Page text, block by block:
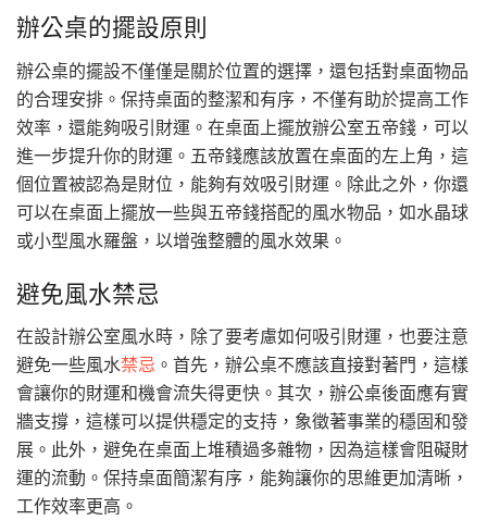
辦公桌的擺設原則
辦公桌的擺設不僅僅是關於位置的選擇，還包括對桌面物品
的合理安排。保持桌面的整潔和有序，不僅有助於提高工作
效率，還能夠吸引財運。在桌面上擺放辦公室五帝錢，可以
進一步提升你的財運。五帝錢應該放置在桌面的左上角，這
個位置被認為是財位，能夠有效吸引財運。除此之外，你還
可以在桌面上擺放一些與五帝錢搭配的風水物品，如水晶球
或小型風水羅盤，以增強整體的風水效果。
避免風水禁忌
在設計辦公室風水時，除了要考慮如何吸引財運，也要注意
避免一些風水禁忌 。首先，辦公桌不應該直接對著門，這樣
會讓你的財運和機會流失得更快。其次，辦公桌後面應有實
牆支撐，這樣可以提供穩定的支持，象徵著事業的穩固和發
展。此外，避免在桌面上堆積過多雜物，因為這樣會阻礙財
運的流動。保持桌面簡潔有序，能夠讓你的思維更加清晰，
工作效率更高。